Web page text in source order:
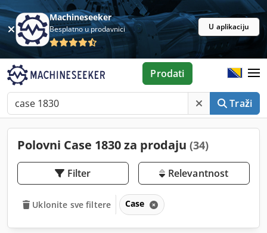
Machineseeker
Besplatno u prodavnici U aplikaciju
Traži
Prodati
Polovni Case 1830 za prodaju (34)
Filter Relevantnost
Uklonite sve filtere Case